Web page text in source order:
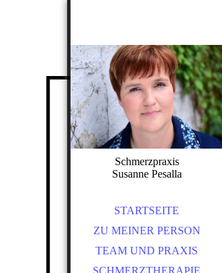
Schmerzpraxis
Susanne Pesalla
STARTSEITE
ZU MEINER PERSON
TEAM UND PRAXIS
SCHMERZTHERAPIE